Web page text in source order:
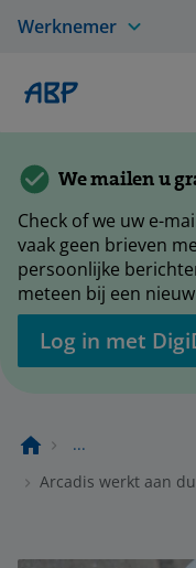
Werknemer
We mailen u
Check of we uw e-
vaak geen brieven
persoonlijke
meteen bij een
Log in met
...
Arcadis werkt aan